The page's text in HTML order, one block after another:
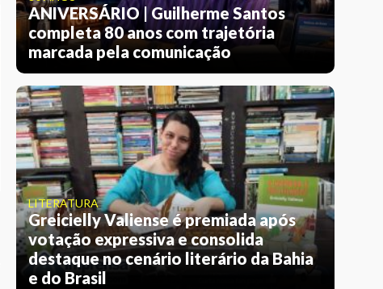
ANIVERSÁRIO | Guilherme Santos
completa 80 anos com trajetória
marcada pela comunicação
LITERATURA
Greicielly Valiense é premiada após
votação expressiva e consolida
destaque no cenário literário da Bahia
e do Brasil